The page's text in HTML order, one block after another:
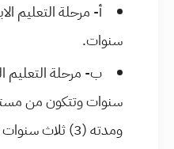
سنوات.
سنوات وتتكون من
ومدته (3) ثلاث